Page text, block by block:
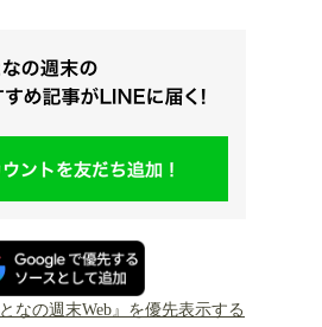
なの週末Web』を優先表示する